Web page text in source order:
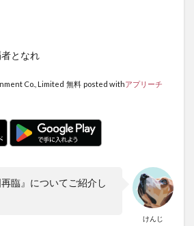
となれ
Co., Limited 無料 posted withアプリーチ
けんじ
臨』についてご紹介し